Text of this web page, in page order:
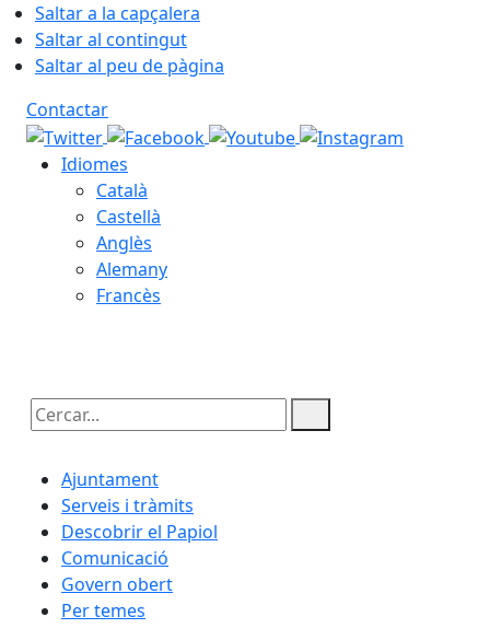
Saltar a la capçalera
Saltar al contingut
Saltar al peu de pàgina
Contactar
Idiomes
Català
Castellà
Anglès
Alemany
Francès
Cercar:
Ajuntament
Serveis i tràmits
Descobrir el Papiol
Comunicació
Govern obert
Per temes